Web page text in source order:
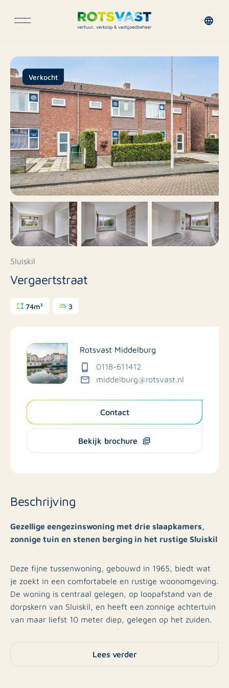
Verkocht
Sluiskil
Vergaertstraat
74m² 3
Rotsvast Middelburg
0118-611412
middelburg@rotsvast.nl
Contact
Bekijk brochure
Beschrijving
Gezellige eengezinswoning met drie slaapkamers,
zonnige tuin en stenen berging in het rustige Sluiskil
Deze fijne tussenwoning, gebouwd in 1965, biedt wat
je zoekt in een comfortabele en rustige woonomgeving.
De woning is centraal gelegen, op loopafstand van de
dorpskern van Sluiskil, en heeft een zonnige achtertuin
van maar liefst 10 meter diep, gelegen op het zuiden.
De woning is uitgerust met dakisolatie, nagenoeg
geheel dubbel glas en kunststof kozijnen (op de
Lees verder